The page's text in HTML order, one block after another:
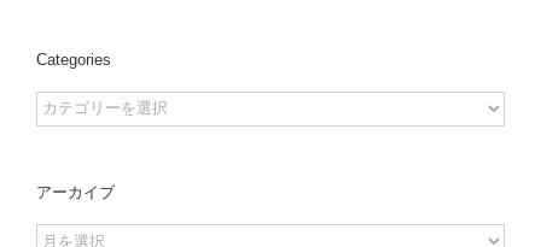
Categories
Categories
アーカイブ
ア